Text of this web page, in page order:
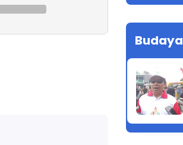
Budaya